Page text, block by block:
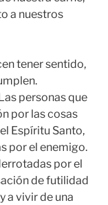
a nuestros
tener sentido,
personas que
por las cosas
Espíritu Santo,
por el enemigo.
por el
de futilidad
a vivir de una